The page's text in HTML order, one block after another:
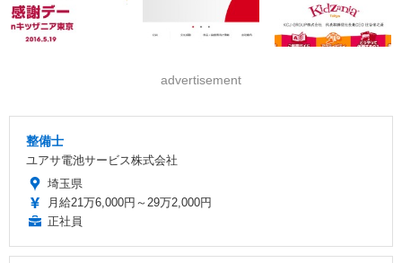
advertisement
整備士
ユアサ電池サービス株式会社
埼玉県
月給21万6,000円～29万2,000円
正社員